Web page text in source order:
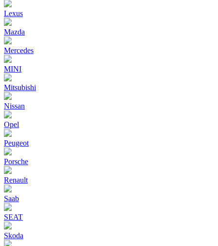
Lexus
Mazda
Mercedes
MINI
Mitsubishi
Nissan
Opel
Peugeot
Porsche
Renault
Saab
SEAT
Skoda